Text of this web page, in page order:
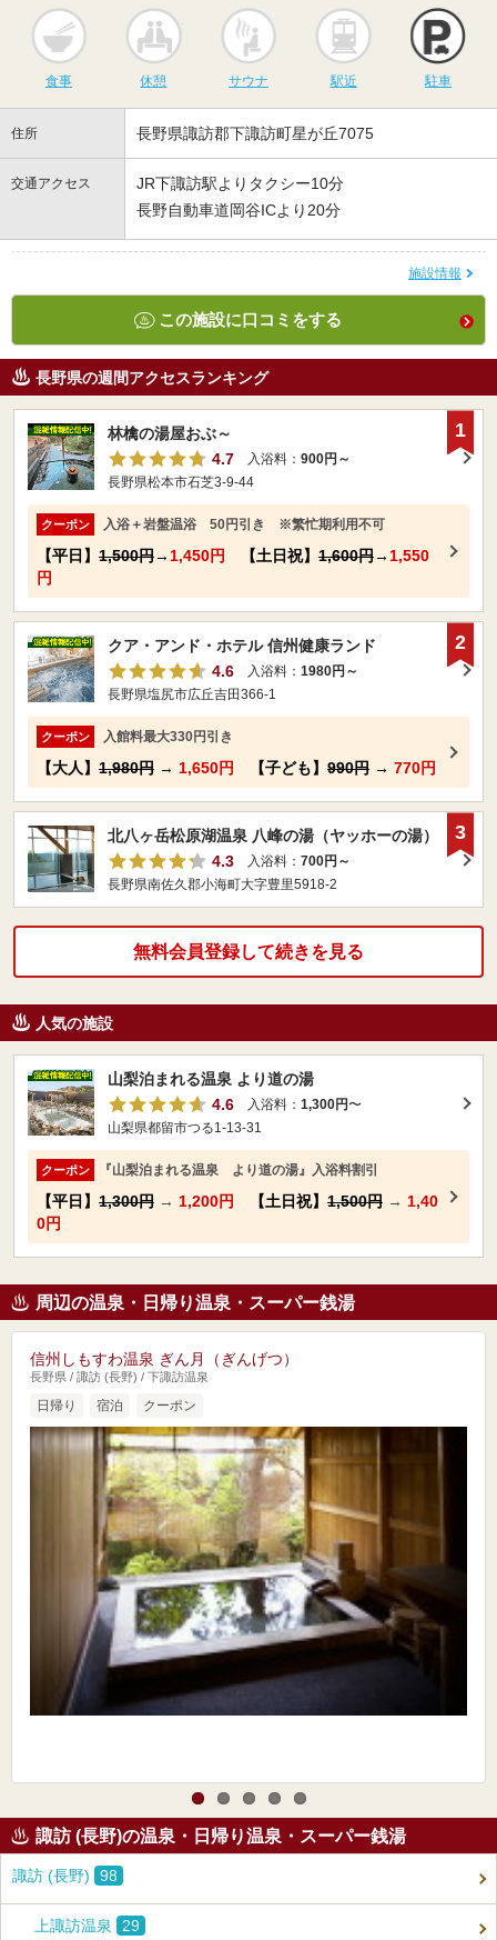
食事 休憩
サウナ
サウナ 駅近 駐車
住所 長野県諏訪郡下諏訪町星が丘7075
交通アクセス
JR下諏訪駅よりタクシー10分
長野自動車道岡谷ICより20分
施設情報
この施設に口コミをする
長野県の週間アクセスランキング
林檎の湯屋おぶ～
4.7
入浴料： 900円～
長野県松本市石芝3-9-44
クーポン 入浴＋岩盤温浴 50円引き ※繁忙期利用不可
【平日】 1,500円→ 1,450円 【土日祝】 1,600円→ 1,550
円
1
クア・アンド・ホテル 信州健康ランド
4.6
入浴料： 1980円～
長野県塩尻市広丘吉田366-1
クーポン 入館料最大330円引き
【大人】 1,980円 → 1,650円 【子ども】 990円 → 770円
2
北八ヶ岳松原湖温泉 八峰の湯（ヤッホーの湯）
4.3
入浴料： 700円～
長野県南佐久郡小海町大字豊里5918-2
3
無料会員登録して続きを見る
人気の施設
山梨泊まれる温泉 より道の湯
4.6
入浴料： 1,300円〜
山梨県都留市つる1-13-31
クーポン 『山梨泊まれる温泉 より道の湯』入浴料割引
【平日】 1,300円 → 1,200円 【土日祝】 1,500円 → 1,40
0円
周辺の温泉・日帰り温泉・スーパー銭湯
信州しもすわ温泉 ぎん月（ぎんげつ）
長野県 / 諏訪 (長野) / 下諏訪温泉
日帰り 宿泊 クーポン
諏訪 (長野)の温泉・日帰り温泉・スーパー銭湯
諏訪 (長野) 98
上諏訪温泉 29